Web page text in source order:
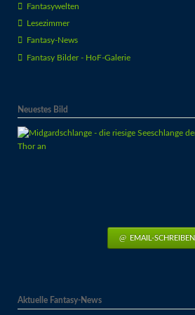
Fantasywelten
Lesezimmer
Fantasy-News
Fantasy Bilder - HoF-Galerie
Neuestes Bild
EMAIL-SCHREIBEN
Aktuelle Fantasy-News